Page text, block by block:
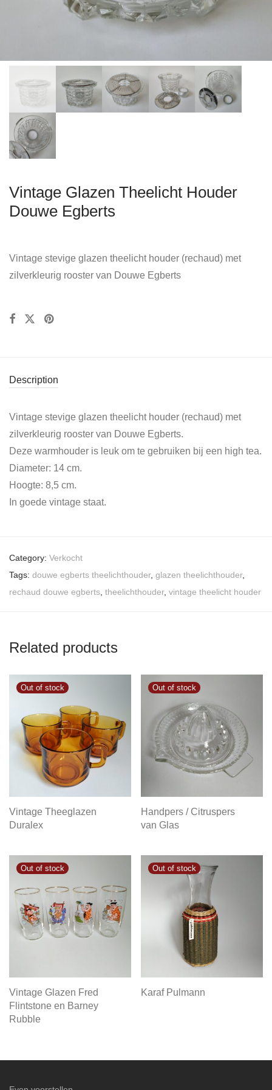
Vintage Glazen Theelicht Houder
Douwe Egberts
Vintage stevige glazen theelicht houder (rechaud) met
zilverkleurig rooster van Douwe Egberts
Description
Vintage stevige glazen theelicht houder (rechaud) met
zilverkleurig rooster van Douwe Egberts.
Deze warmhouder is leuk om te gebruiken bij een high tea.
Diameter: 14 cm.
Hoogte: 8,5 cm.
In goede vintage staat.
Category: Verkocht
Tags: douwe egberts theelichthouder, glazen theelichthouder,
rechaud douwe egberts theelichthouder, vintage theelicht houder
Related products
Vintage Theeglazen
Duralex
Handpers / Citruspers
van Glas
Vintage Glazen Fred
Flintstone en Barney
Rubble
Karaf Pulmann